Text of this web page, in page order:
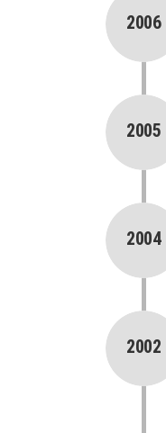
2006
2005
2004
2002